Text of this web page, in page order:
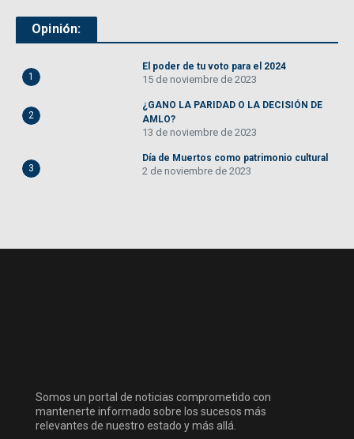
Opinión:
1
El poder de tu voto para el 2024
15 de noviembre de 2023
2
¿GANO LA PARIDAD O LA DECISIÓN DE
AMLO?
13 de noviembre de 2023
3
Día de Muertos como patrimonio cultural
2 de noviembre de 2023
Somos un portal de noticias comprometido con
mantenerte informado sobre los sucesos más
relevantes de nuestro estado y más allá.